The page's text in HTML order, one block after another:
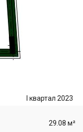
I квартал 2023
29.08 м²